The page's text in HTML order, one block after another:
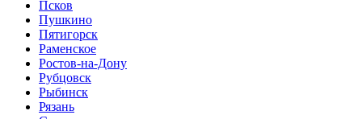
Псков
Пушкино
Пятигорск
Раменское
Ростов-на-Дону
Рубцовск
Рыбинск
Рязань